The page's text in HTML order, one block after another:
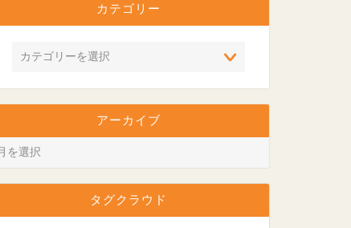
カテゴリー
アーカイブ
タグクラウド